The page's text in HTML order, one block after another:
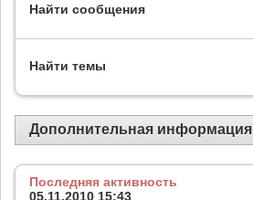
Найти сообщения
Найти темы
Дополнительная информация
Последняя активность
05.11.2010 15:43